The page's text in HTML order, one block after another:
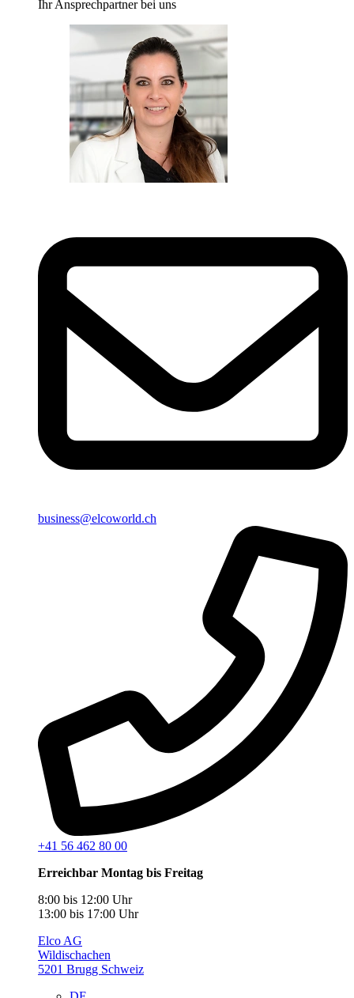
Ihr Ansprechpartner bei uns
business@elcoworld.ch
+41 56 462 80 00
Erreichbar Montag bis Freitag
8:00 bis 12:00 Uhr
13:00 bis 17:00 Uhr
Elco AG
Wildischachen
5201 Brugg Schweiz